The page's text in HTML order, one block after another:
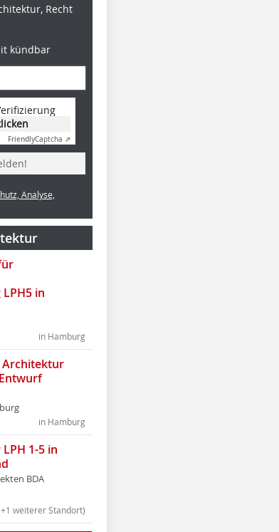
Recht
kündbar
FriendlyCaptcha ⇗
Analyse,
in
in Hamburg
Architektur
in Hamburg
1-5 in
BDA
weiterer Standort)